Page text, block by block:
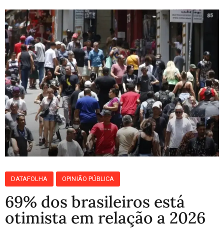
DATAFOLHA OPINIÃO PÚBLICA
69% dos brasileiros está
otimista em relação a 2026